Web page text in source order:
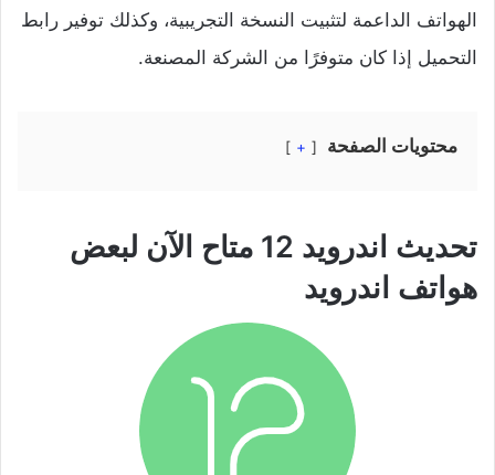
الهواتف الداعمة لتثبيت النسخة التجريبية، وكذلك توفير رابط
التحميل إذا كان متوفرًا من الشركة المصنعة.
محتويات الصفحة +
تحديث اندرويد 12 متاح الآن لبعض
هواتف اندرويد